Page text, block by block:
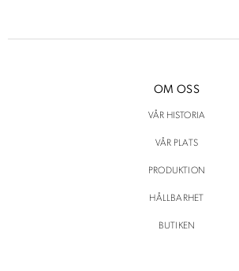
OM OSS
VÅR HISTORIA
VÅR PLATS
PRODUKTION
HÅLLBARHET
BUTIKEN